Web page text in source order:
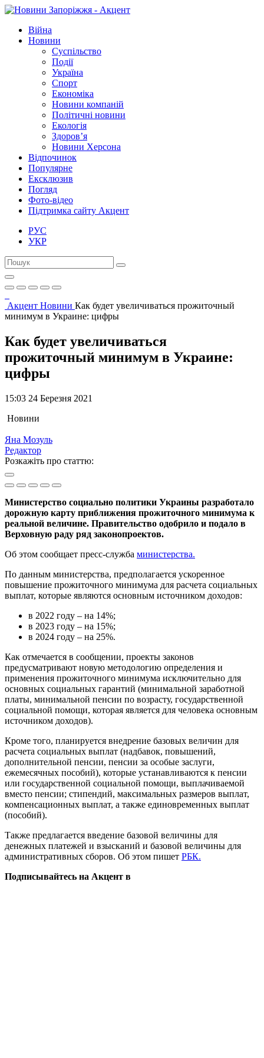
Війна
Новини
Суспільство
Події
Україна
Спорт
Економіка
Новини компаній
Політичні новини
Екологія
Здоров’я
Новини Херсона
Відпочинок
Популярне
Ексклюзив
Погляд
Фото-відео
Підтримка сайту Акцент
РУС
УКР
Акцент Новини Как будет увеличиваться прожиточный
минимум в Украине: цифры
Как будет увеличиваться
прожиточный минимум в Украине:
цифры
15:03 24 Березня 2021
Новини
Яна Мозуль
Редактор
Розкажіть про статтю:
Министерство социально политики Украины разработало
дорожную карту приближения прожиточного минимума к
реальной величине. Правительство одобрило и подало в
Верховную раду ряд законопроектов.
Об этом сообщает пресс-служба министерства.
По данным министерства, предполагается ускоренное
повышение прожиточного минимума для расчета социальных
выплат, которые являются основным источником доходов:
в 2022 году – на 14%;
в 2023 году – на 15%;
в 2024 году – на 25%.
Как отмечается в сообщении, проекты законов
предусматривают новую методологию определения и
применения прожиточного минимума исключительно для
основных социальных гарантий (минимальной заработной
платы, минимальной пенсии по возрасту, государственной
социальной помощи, которая является для человека основным
источником доходов).
Кроме того, планируется внедрение базовых величин для
расчета социальных выплат (надбавок, повышений,
дополнительной пенсии, пенсии за особые заслуги,
ежемесячных пособий), которые устанавливаются к пенсии
или государственной социальной помощи, выплачиваемой
вместо пенсии; стипендий, максимальных размеров выплат,
компенсационных выплат, а также единовременных выплат
(пособий).
Также предлагается введение базовой величины для
денежных платежей и взысканий и базовой величины для
административных сборов. Об этом пишет РБК.
Подписывайтесь на Акцент в